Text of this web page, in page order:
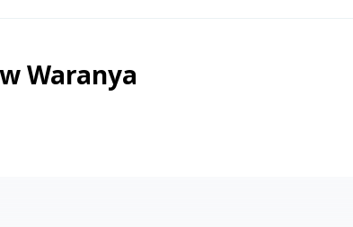
Waranya